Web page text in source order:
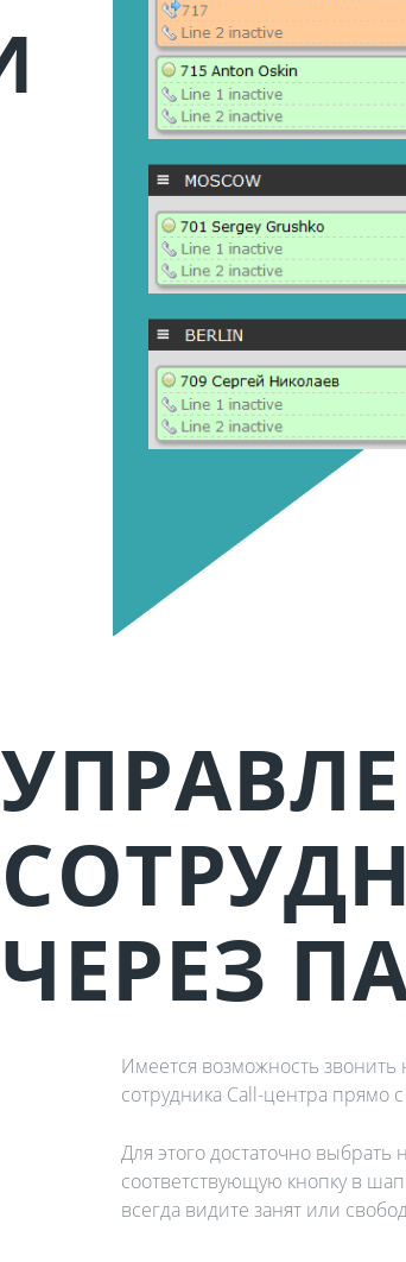
ЧЕРЕЗ
Имеется возможность
сотрудника Call-центра прямо
Для этого достаточно выбрать
соответствующую кнопку в
всегда видите занят или